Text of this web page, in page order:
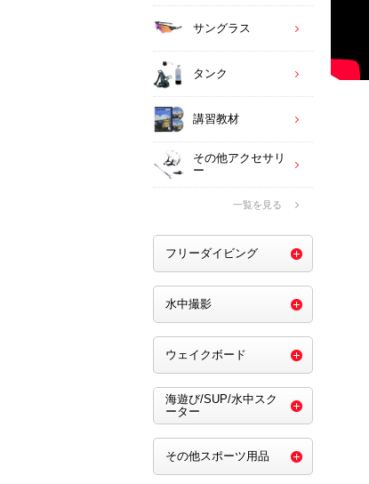
サングラス
タンク
講習教材
その他アクセサリ
ー
一覧を見る
フリーダイビング
水中撮影
ウェイクボード
海遊び/SUP/水中スク
ーター
その他スポーツ用品